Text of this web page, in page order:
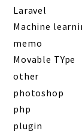
Laravel
Machine
memo
Movable TYpe
other
photoshop
php
plugin